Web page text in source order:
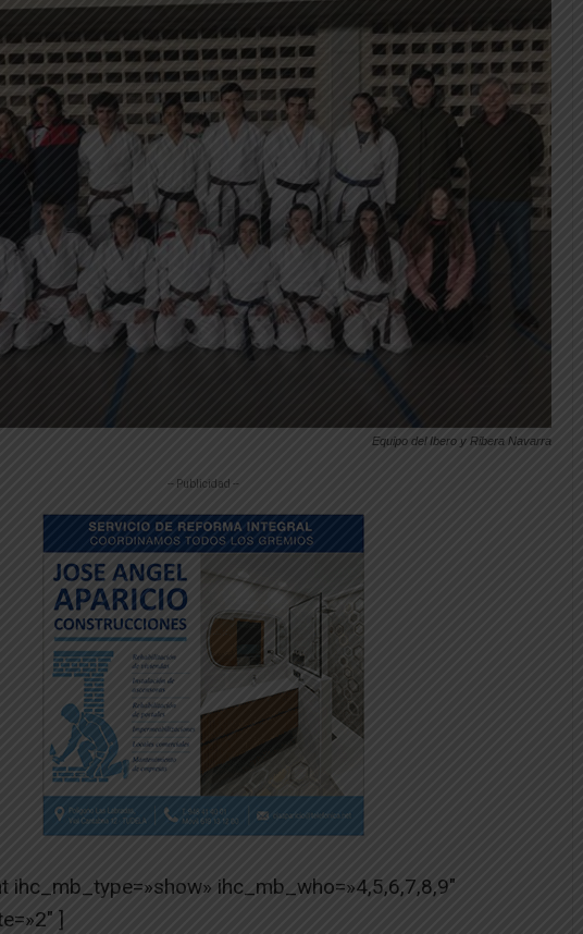
Equipo del Ibero y Ribera Navarra
-- Publicidad --
ihc_mb_type=»show» ihc_mb_who=»4,5,6,7,8,9″
]